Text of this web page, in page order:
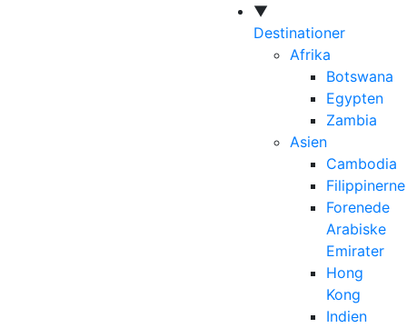
▼
Destinationer
Afrika
Botswana
Egypten
Zambia
Asien
Cambodia
Filippinerne
Forenede
Arabiske
Emirater
Hong
Kong
Indien